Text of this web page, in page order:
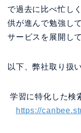
で過去に比べ忙し
供が進んで勉強し
サービスを展開し
以下、弊社取り扱
学習に特化した検
https://